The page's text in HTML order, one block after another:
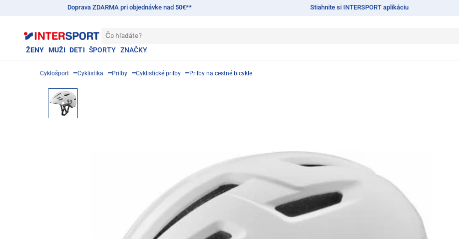
Doprava ZDARMA pri objednávke nad 50€** Stiahnite si INTERSPORT aplikáciu
Čo hľadáte?
ŽENY MUŽI DETI ŠPORTY ZNAČKY
Cyklošport Cyklistika Prilby Cyklistické prilby Prilby na cestné bicykle